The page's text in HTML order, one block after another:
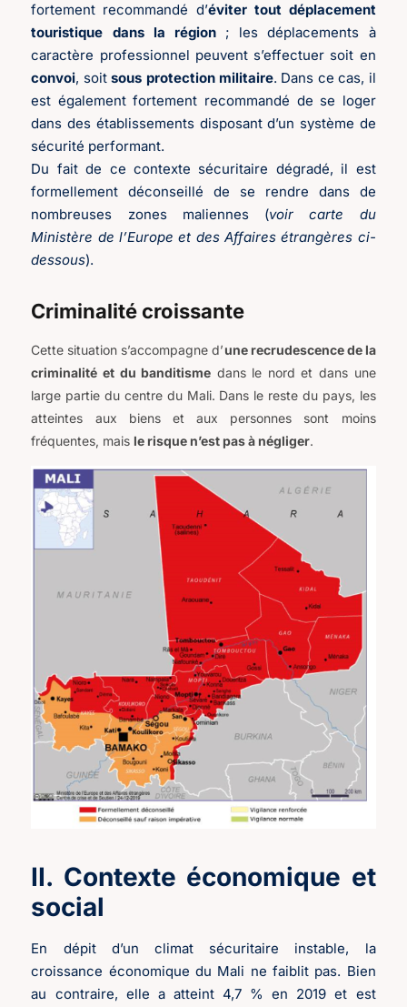
fortement recommandé d’éviter tout déplacement
touristique dans la région; les déplacements à
caractère professionnel peuvent s’effectuer soit en
convoi, soitsous protection militaire. Dans ce cas, il
est également fortement recommandé de se loger
dans des établissements disposant d’un système de
sécurité performant.
Du fait de ce contexte sécuritaire dégradé, il est
formellement déconseillé de se rendre dans de
nombreuses zones maliennes (voir carte du
Ministère de l’Europe et des Affaires étrangères ci-
dessous).
Criminalité croissante
Cette situation s’accompagne d’une recrudescence de la
criminalité et du banditisme dans le nord et dans une
large partie du centre du Mali. Dans le reste du pays, les
atteintes aux biens et aux personnes sont moins
fréquentes, mais le risque n’est pas à négliger.
II. Contexte économique et
social
En dépit d’un climat sécuritaire instable, la
croissance économique du Mali ne faiblit pas. Bien
au contraire, elle a atteint 4,7 % en 2019 et est